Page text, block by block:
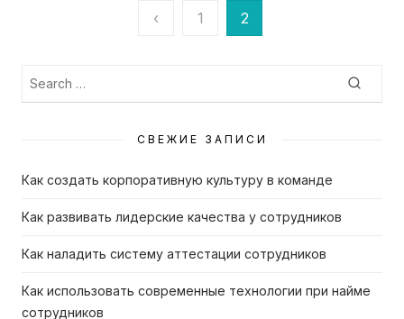
записей
‹ 1 2
Search
for:
СВЕЖИЕ ЗАПИСИ
Как создать корпоративную культуру в команде
Как развивать лидерские качества у сотрудников
Как наладить систему аттестации сотрудников
Как использовать современные технологии при найме
сотрудников